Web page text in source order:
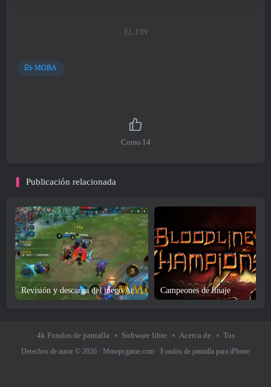
EL FIN
MOBA
Como 14
Publicación relacionada
Revisión y descarga del juego Arena of Valor Campeones de linaje
4k Fondos de pantalla Software libre Acerca de Tos
Derechos de autor © 2026 · Mmopcgame.com · Fondos de pantalla para iPhone